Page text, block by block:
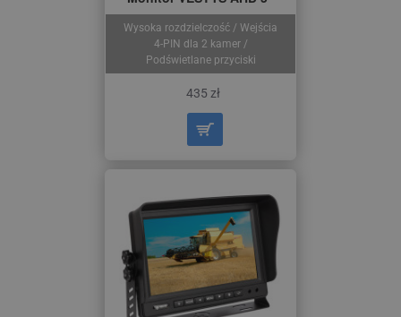
Wysoka rozdzielczość / Wejścia
4-PIN dla 2 kamer /
Podświetlane przyciski
435 zł